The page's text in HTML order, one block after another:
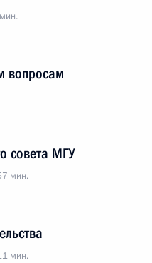
вопросам
совета МГУ
мин.
мин.